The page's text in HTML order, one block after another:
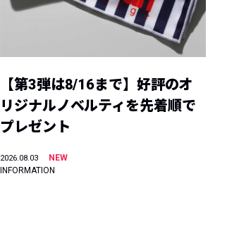
【第3弾は8/16まで】好評のオ
リジナルノベルティを先着順で
プレゼント
2026.08.03
NEW
INFORMATION